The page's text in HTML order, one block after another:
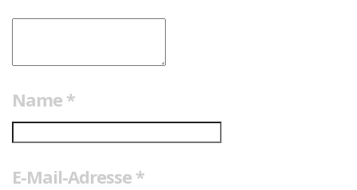
Name *
E-Mail-Adresse *